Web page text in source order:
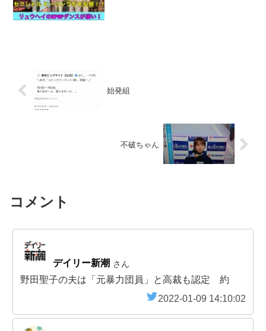
始発組
不破ちゃん
コメント
デイリー新潮 さん
野田聖子の夫は「元暴力団員」と高裁も認定 約
2022-01-09 14:10:02